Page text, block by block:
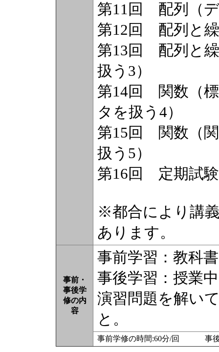
第11回 配列（
第12回 配列と
第13回 配列と
扱う3）
第14回 関数（
タを扱う4）
第15回 関数（
扱う5）
第16回 定期試験
※都合により講
あります。
事前・
事後学
修の内
容
事前学習：教科
事後学習：授業
演習問題を解い
と。
事前学修の時間:60分/回 事後